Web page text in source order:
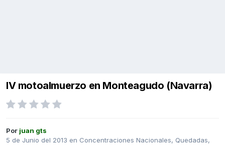
lV motoalmuerzo en Monteagudo (Navarra)
Por juan gts
5 de Junio del 2013 en Concentraciones Nacionales, Quedadas,